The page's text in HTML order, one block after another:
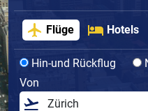
Flüge Hotels
Hin-und Rückflug
Von